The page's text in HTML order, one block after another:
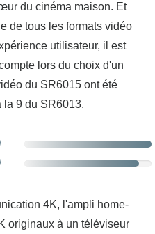
du cinéma maison. Et
de tous les formats vidéo
utilisateur, il est
lors du choix d'un
du SR6015 ont été
la 9 du SR6013.
4K, l'ampli home-
originaux à un téléviseur